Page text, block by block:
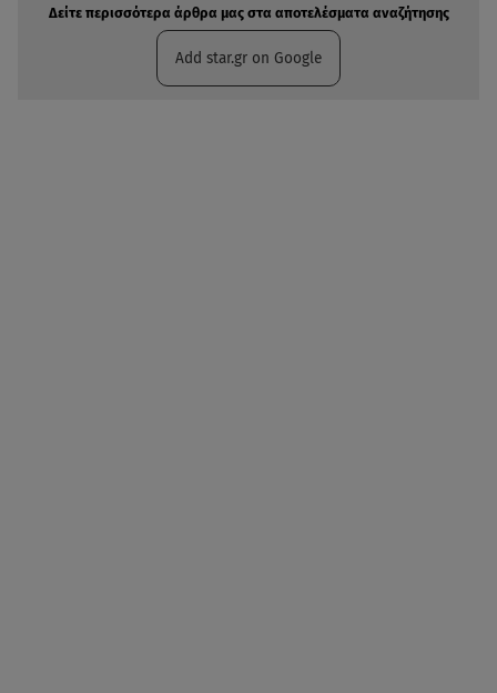
Δείτε περισσότερα άρθρα μας στα αποτελέσματα αναζήτησης
Add star.gr on Google